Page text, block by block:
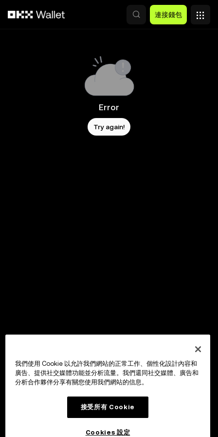
連接錢包
Error
Try again!
我們使用 Cookie 以允許我們網站的正常工作、個性化設計內容和
廣告、提供社交媒體功能並分析流量。我們還同社交媒體、廣告和
分析合作夥伴分享有關您使用我們網站的信息。
接受所有 Cookie
Cookies 設定